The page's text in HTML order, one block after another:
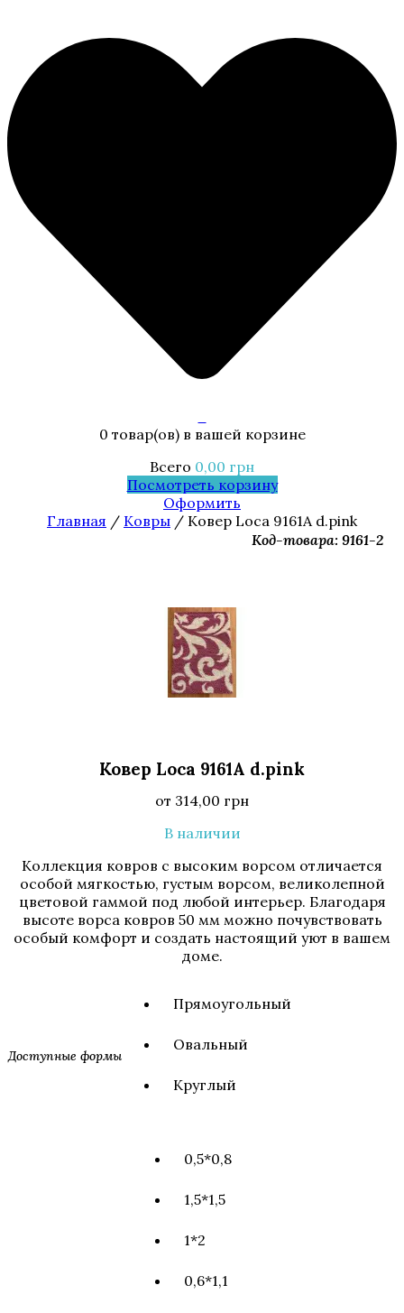
0 товар(ов)в вашей корзине
Всего 0,00 грн
Посмотреть корзину
Оформить
Главная / Ковры / Ковер Loca 9161A d.pink
Код-товара: 9161-2
Ковер Loca 9161A d.pink
от 314,00 грн
В наличии
Коллекция ковров с высоким ворсом отличается
особой мягкостью, густым ворсом, великолепной
цветовой гаммой под любой интерьер. Благодаря
высоте ворса ковров 50 мм можно почувствовать
особый комфорт и создать настоящий уют в вашем
доме.
Доступные формы
Прямоугольный
Овальный
Круглый
0,5*0,8
1,5*1,5
1*2
0,6*1,1